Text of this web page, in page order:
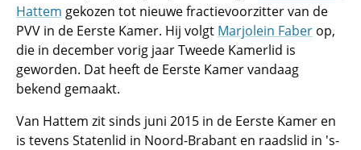
Hattem gekozen tot nieuwe fractievoorzitter van de
PVV in de Eerste Kamer. Hij volgt Marjolein Faber op,
die in december vorig jaar Tweede Kamerlid is
geworden. Dat heeft de Eerste Kamer vandaag
bekend gemaakt.
Van Hattem zit sinds juni 2015 in de Eerste Kamer en
is tevens Statenlid in Noord-Brabant en raadslid in 's-